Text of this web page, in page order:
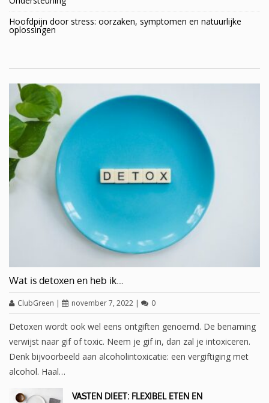
Hoofdpijn door stress: oorzaken, symptomen en natuurlijke
oplossingen
Wat is detoxen en heb ik…
ClubGreen | november 7, 2022 | 0
Detoxen wordt ook wel eens ontgiften genoemd. De benaming
verwijst naar gif of toxic. Neem je gif in, dan zal je intoxiceren.
Denk bijvoorbeeld aan alcoholintoxicatie: een vergiftiging met
alcohol. Haal…
VASTEN DIEET: FLEXIBEL ETEN EN